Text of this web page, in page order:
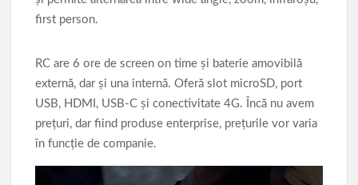
first person.
RC are 6 ore de screen on time şi baterie amovibilă
externă, dar şi una internă. Oferă slot microSD, port
USB, HDMI, USB-C şi conectivitate 4G. Încă nu avem
preţuri, dar fiind produse enterprise, preţurile vor varia
în funcţie de companie.